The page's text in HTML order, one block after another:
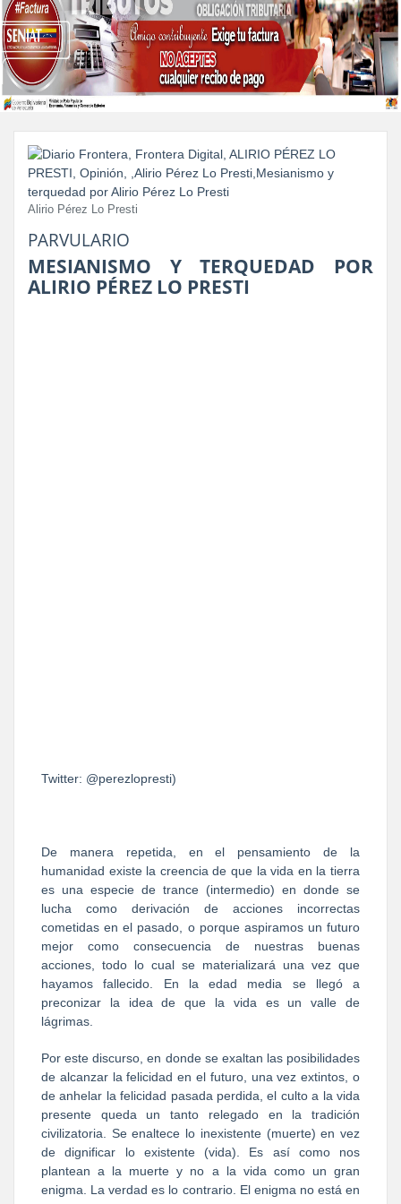
Alirio Pérez Lo Presti
PARVULARIO
MESIANISMO Y TERQUEDAD POR
ALIRIO PÉREZ LO PRESTI
Twitter: @perezlopresti)
De manera repetida, en el pensamiento de la
humanidad existe la creencia de que la vida en la tierra
es una especie de trance (intermedio) en donde se
lucha como derivación de acciones incorrectas
cometidas en el pasado, o porque aspiramos un futuro
mejor como consecuencia de nuestras buenas
acciones, todo lo cual se materializará una vez que
hayamos fallecido. En la edad media se llegó a
preconizar la idea de que la vida es un valle de
lágrimas.
Por este discurso, en donde se exaltan las posibilidades
de alcanzar la felicidad en el futuro, una vez extintos, o
de anhelar la felicidad pasada perdida, el culto a la vida
presente queda un tanto relegado en la tradición
civilizatoria. Se enaltece lo inexistente (muerte) en vez
de dignificar lo existente (vida). Es así como nos
plantean a la muerte y no a la vida como un gran
enigma. La verdad es lo contrario. El enigma no está en